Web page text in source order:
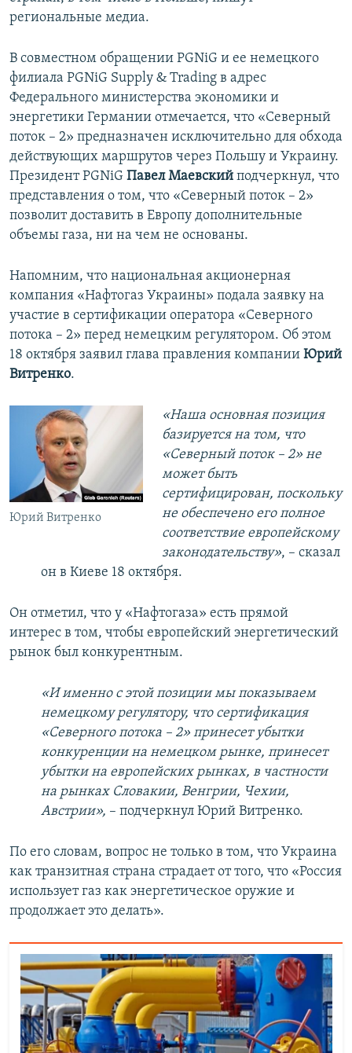
региональные медиа.
В совместном обращении PGNiG и ее немецкого
филиала PGNiG Supply & Trading в адрес
Федерального министерства экономики и
энергетики Германии отмечается, что «Северный
поток – 2» предназначен исключительно для обхода
действующих маршрутов через Польшу и Украину.
Президент PGNiG Павел Маевский подчеркнул, что
представления о том, что «Северный поток – 2»
позволит доставить в Европу дополнительные
объемы газа, ни на чем не основаны.
Напомним, что национальная акционерная
компания «Нафтогаз Украины» подала заявку на
участие в сертификации оператора «Северного
потока – 2» перед немецким регулятором. Об этом
18 октября заявил глава правления компании Юрий
Витренко.
Юрий Витренко
«Наша основная позиция
базируется на том, что
«Северный поток – 2» не
может быть
сертифицирован, поскольку
не обеспечено его полное
соответствие европейскому
законодательству», – сказал
он в Киеве 18 октября.
Он отметил, что у «Нафтогаза» есть прямой
интерес в том, чтобы европейский энергетический
рынок был конкурентным.
«И именно с этой позиции мы показываем
немецкому регулятору, что сертификация
«Северного потока – 2» принесет убытки
конкуренции на немецком рынке, принесет
убытки на европейских рынках, в частности
на рынках Словакии, Венгрии, Чехии,
Австрии», – подчеркнул Юрий Витренко.
По его словам, вопрос не только в том, что Украина
как транзитная страна страдает от того, что «Россия
использует газ как энергетическое оружие и
продолжает это делать».